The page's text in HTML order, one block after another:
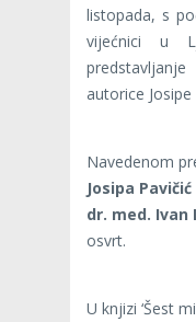
listopada, s
vijećnici u
autorice
Navedenom
Josipa
dr. med. Ivan
osvrt.
U knjizi ‘Šest